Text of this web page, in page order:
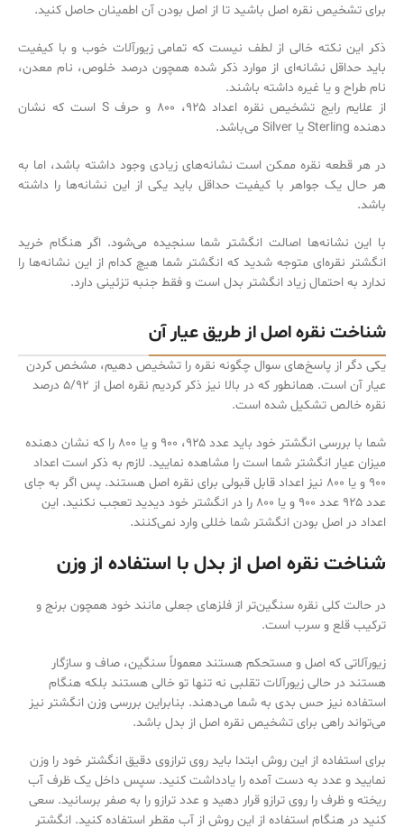
برای تشخیص نقره اصل باشید تا از اصل بودن آن اطمینان حاصل کنید.
ذکر این نکته خالی از لطف نیست که تمامی زیورآلات خوب و با کیفیت
باید حداقل نشانه‌‌ای از موارد ذکر شده همچون درصد خلوص، نام معدن،
نام طراح و یا غیره داشته باشند.
از علایم رایج تشخیص نقره اعداد ۹۲۵، ۸۰۰ و حرف S است که نشان
دهنده Sterling یا Silver می‌‌باشد.
در هر قطعه نقره ممکن است نشانه‌‌های زیادی وجود داشته باشد، اما به
هر حال یک جواهر با کیفیت حداقل باید یکی از این نشانه‌‌ها را داشته
باشد.
با این نشانه‌‌ها اصالت انگشتر شما سنجیده می‌‌شود. اگر هنگام خرید
انگشتر نقره‌‌ای متوجه شدید که انگشتر شما هیچ کدام از این نشانه‌‌ها را
ندارد به احتمال زیاد انگشتر بدل است و فقط جنبه تزئینی دارد.
شناخت نقره اصل از طریق عیار آن
یکی دگر از پاسخ‌های سوال چگونه نقره را تشخیص دهیم، مشخص کردن
عیار آن است. همانطور که در بالا نیز ذکر کردیم نقره اصل از ۵/۹۲ درصد
نقره خالص تشکیل شده است.
شما با بررسی انگشتر خود باید عدد ۹۲۵، ۹۰۰ و یا ۸۰۰ را که نشان دهنده
میزان عیار انگشتر شما است را مشاهده نمایید. لازم به ذکر است اعداد
۹۰۰ و یا ۸۰۰ نیز اعداد قابل قبولی برای نقره اصل هستند. پس اگر به جای
عدد ۹۲۵ عدد ۹۰۰ و یا ۸۰۰ را در انگشتر خود دیدید تعجب نکنید. این
اعداد در اصل بودن انگشتر شما خللی وارد نمی‌‌کنند.
شناخت نقره اصل از بدل با استفاده از وزن
در حالت کلی نقره سنگین‌‌تر از فلزهای جعلی مانند خود همچون برنج و
ترکیب قلع و سرب است.
زیورآلاتی که اصل و مستحکم هستند معمولاً سنگین، صاف و سازگار
هستند در حالی زیورآلات تقلبی نه تنها تو خالی هستند بلکه هنگام
استفاده نیز حس بدی به شما می‌دهند. بنابراین بررسی وزن انگشتر نیز
می‌‌تواند راهی برای تشخیص نقره اصل از بدل باشد.
برای استفاده از این روش ابتدا باید روی ترازوی دقیق انگشتر خود را وزن
نمایید و عدد به دست آمده را یادداشت کنید. سپس داخل یک ظرف آب
ریخته و ظرف را روی ترازو قرار دهید و عدد ترازو را به صفر برسانید. سعی
کنید در هنگام استفاده از این روش از آب مقطر استفاده کنید. انگشتر